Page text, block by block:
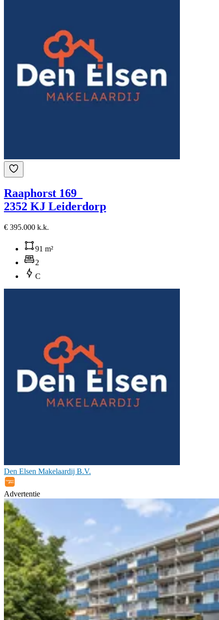
Raaphorst 169
2352 KJ Leiderdorp
€ 395.000 k.k.
91 m²
2
C
Den Elsen Makelaardij B.V.
Advertentie